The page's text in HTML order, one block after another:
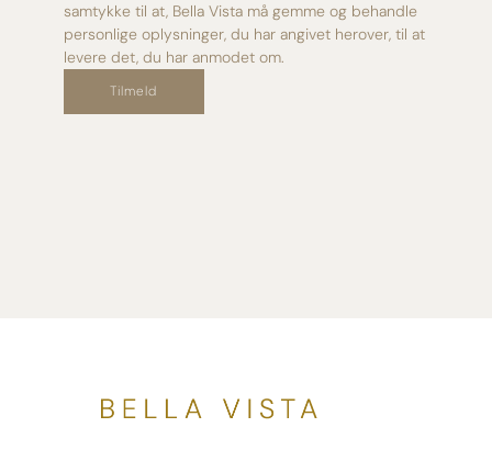
samtykke til at, Bella Vista må gemme og behandle
personlige oplysninger, du har angivet herover, til at
levere det, du har anmodet om.